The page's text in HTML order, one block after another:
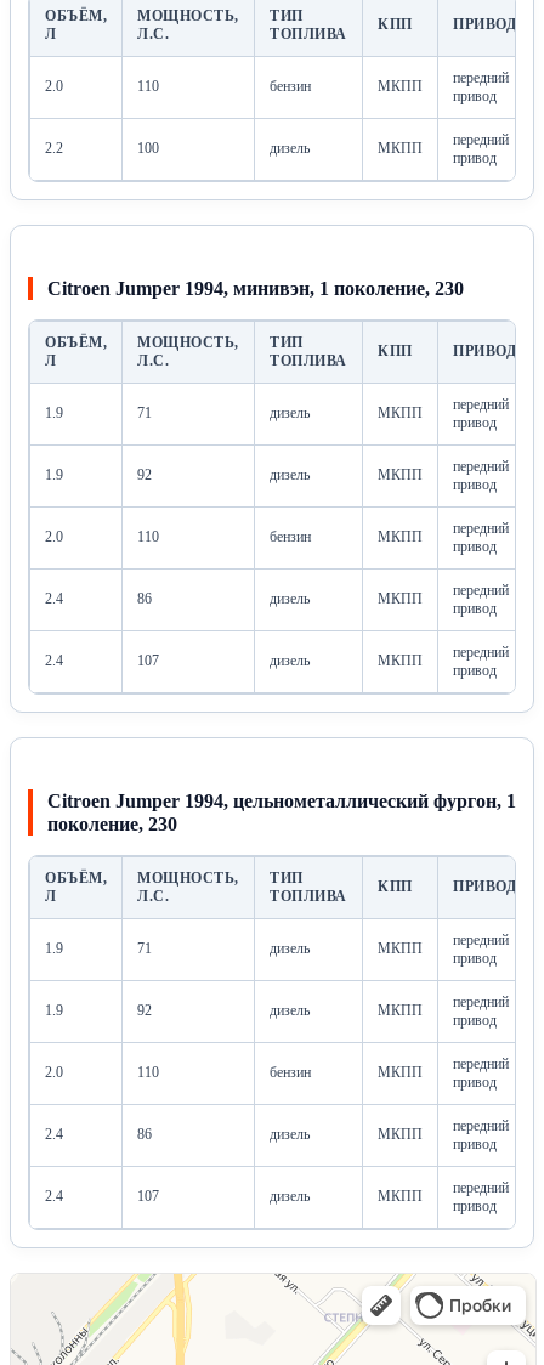
ОБЪЁМ,
Л
МОЩНОСТЬ,
Л.С.
ТИП
ТОПЛИВА
КПП ПРИВОД
2.0 110 бензин МКПП
передний
привод
2.2 100 дизель МКПП
передний
привод
Citroen Jumper 1994, минивэн, 1 поколение, 230
ОБЪЁМ,
Л
МОЩНОСТЬ,
Л.С.
ТИП
ТОПЛИВА
КПП ПРИВОД
1.9 71 дизель МКПП
передний
привод
1.9 92 дизель МКПП
передний
привод
2.0 110 бензин МКПП
передний
привод
2.4 86 дизель МКПП
передний
привод
2.4 107 дизель МКПП
передний
привод
Citroen Jumper 1994, цельнометаллический фургон, 1
поколение, 230
ОБЪЁМ,
Л
МОЩНОСТЬ,
Л.С.
ТИП
ТОПЛИВА
КПП ПРИВОД
1.9 71 дизель МКПП
передний
привод
1.9 92 дизель МКПП
передний
привод
2.0 110 бензин МКПП
передний
привод
2.4 86 дизель МКПП
передний
привод
2.4 107 дизель МКПП
передний
привод